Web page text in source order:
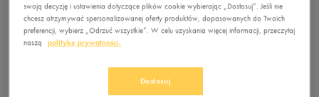
Nie wybrano filtrów
swoją decyzję i ustawienia dotyczące plików cookie wybierając „Dostosuj”. Jeśli nie
chcesz otrzymywać spersonalizowanej oferty produktów, dopasowanych do Twoich
preferencji, wybierz „Odrzuć wszystkie”. W celu uzyskania więcej informacji, przeczytaj
naszą
politykę prywatności.
Dostosuj